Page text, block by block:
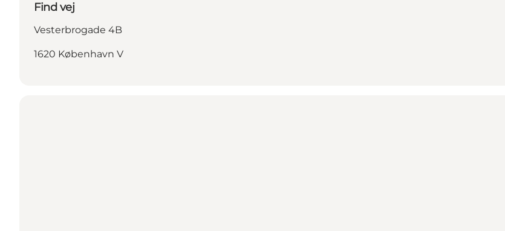
Find vej
Vesterbrogade 4B
1620 København V